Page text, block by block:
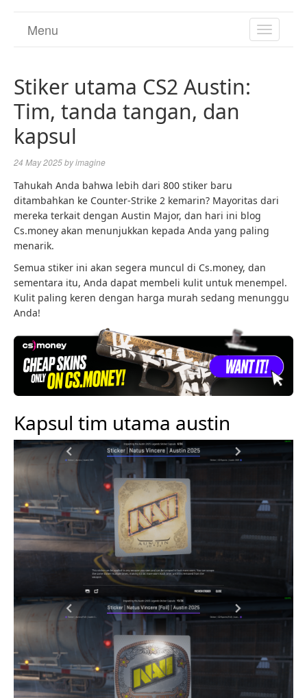
TOGGLE
Menu
Stiker utama CS2 Austin:
Tim, tanda tangan, dan
kapsul
24 May 2025byimagine
Tahukah Anda bahwa lebih dari 800 stiker baru
ditambahkan ke Counter-Strike 2 kemarin? Mayoritas dari
mereka terkait dengan Austin Major, dan hari ini blog
Cs.money akan menunjukkan kepada Anda yang paling
menarik.
Semua stiker ini akan segera muncul di Cs.money, dan
sementara itu, Anda dapat membeli kulit untuk menempel.
Kulit paling keren dengan harga murah sedang menunggu
Anda!
Kapsul tim utama austin